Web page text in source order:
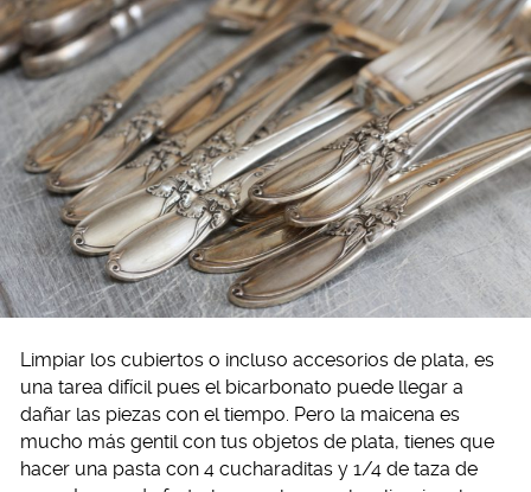
Limpiar los cubiertos o incluso accesorios de plata, es
una tarea difícil pues el bicarbonato puede llegar a
dañar las piezas con el tiempo. Pero la maicena es
mucho más gentil con tus objetos de plata, tienes que
hacer una pasta con 4 cucharaditas y 1/4 de taza de